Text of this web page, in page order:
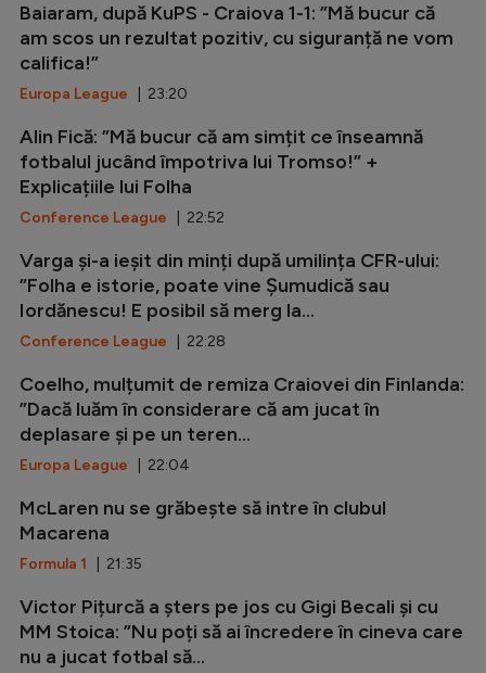
Baiaram, după KuPS - Craiova 1-1: ”Mă bucur că
am scos un rezultat pozitiv, cu siguranță ne vom
califica!”
Europa League | 23:20
Alin Fică: ”Mă bucur că am simțit ce înseamnă
fotbalul jucând împotriva lui Tromso!” +
Explicațiile lui Folha
Conference League | 22:52
Varga și-a ieșit din minți după umilința CFR-ului:
”Folha e istorie, poate vine Șumudică sau
Iordănescu! E posibil să merg la...
Conference League | 22:28
Coelho, mulțumit de remiza Craiovei din Finlanda:
”Dacă luăm în considerare că am jucat în
deplasare și pe un teren...
Europa League | 22:04
McLaren nu se grăbește să intre în clubul
Macarena
Formula 1 | 21:35
Victor Pițurcă a șters pe jos cu Gigi Becali și cu
MM Stoica: ”Nu poți să ai încredere în cineva care
nu a jucat fotbal să...